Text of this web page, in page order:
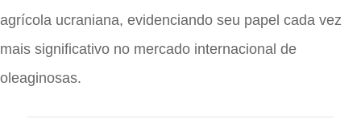
agrícola ucraniana, evidenciando seu papel cada vez
mais significativo no mercado internacional de
oleaginosas.